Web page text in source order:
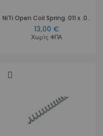
NiTi Open Coil Spring .011 x .030, 18 cm
13,00 €
Χωρίς ΦΠΑ